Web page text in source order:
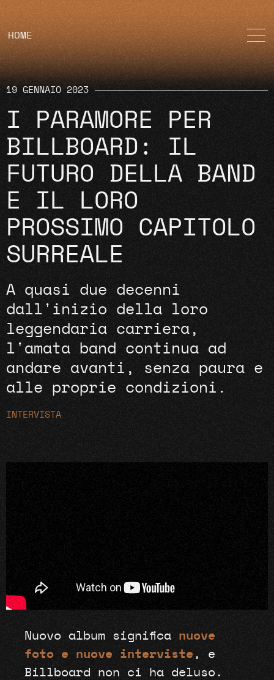
HOME
19 GENNAIO 2023
I PARAMORE PER
BILLBOARD: IL
FUTURO DELLA BAND
E IL LORO
PROSSIMO CAPITOLO
SURREALE
A quasi due decenni
dall'inizio della loro
leggendaria carriera,
l'amata band continua ad
andare avanti, senza paura e
alle proprie condizioni.
INTERVISTA
Nuovo album significa nuove
foto e nuove interviste , e
Billboard non ci ha deluso.